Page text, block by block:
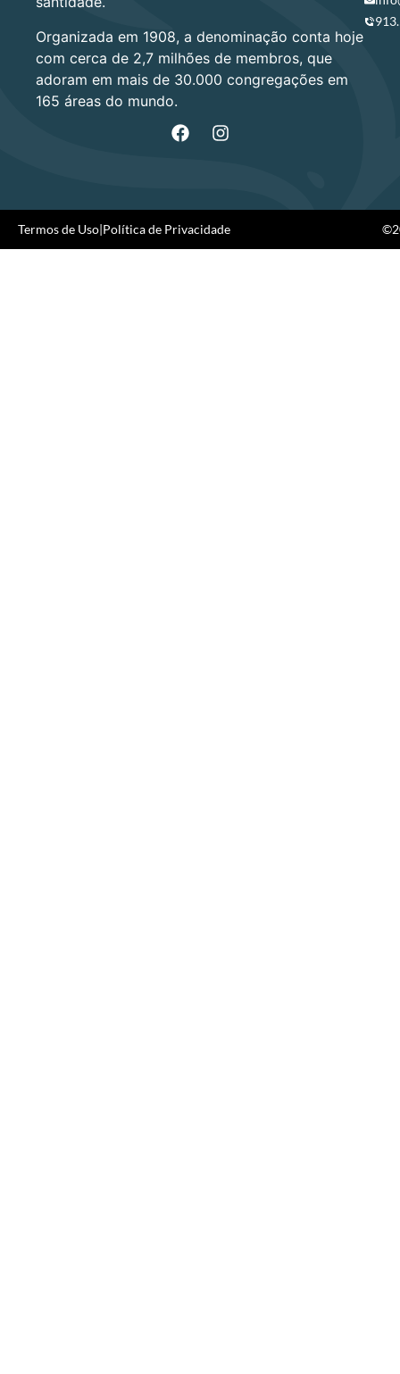
Organizada em 1908, a denominação conta hoje
com cerca de 2,7 milhões de membros, que
adoram em mais de 30.000 congregações em
165 áreas do mundo.
Termos de Uso|Política de Privacidade